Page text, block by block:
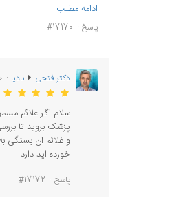
ادامه مطلب
پاسخ #17170
دکتر فتحی نادیا
سلام اگر علائم
پزشک بروید تا
و غلائم ان بستگی
خورده اید دارد
پاسخ #17172